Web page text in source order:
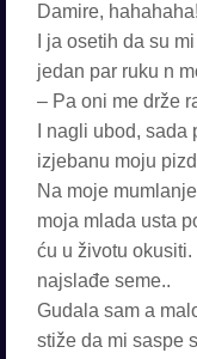
Damire, hahahaha!
I ja osetih da su
jedan par ruku n
– Pa oni me drže
I nagli ubod,
izjebanu moju
Na moje
moja mlada usta
ću u životu
najslađe seme..
Gudala sam a
stiže da mi saspe